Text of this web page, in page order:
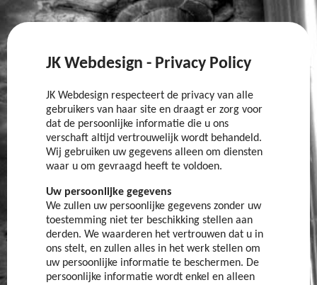
JK Webdesign - Privacy Policy
JK Webdesign respecteert de privacy van alle
gebruikers van haar site en draagt er zorg voor
dat de persoonlijke informatie die u ons
verschaft altijd vertrouwelijk wordt behandeld.
Wij gebruiken uw gegevens alleen om diensten
waar u om gevraagd heeft te voldoen.
Uw persoonlijke gegevens
We zullen uw persoonlijke gegevens zonder uw
toestemming niet ter beschikking stellen aan
derden. We waarderen het vertrouwen dat u in
ons stelt, en zullen alles in het werk stellen om
uw persoonlijke informatie te beschermen. De
persoonlijke informatie wordt enkel en alleen